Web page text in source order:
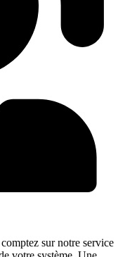
sur notre service